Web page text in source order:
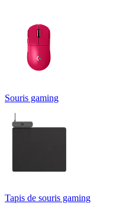
Souris gaming
Tapis de souris gaming